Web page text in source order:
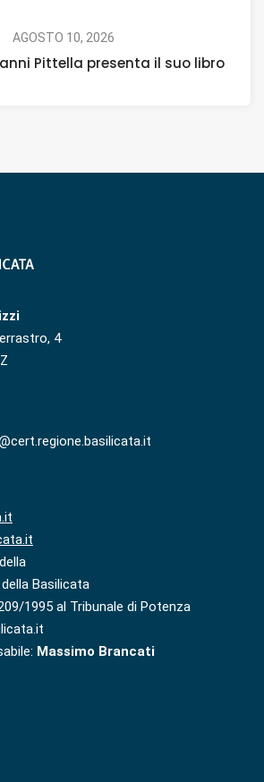
AGOSTO 10, 2026
Pittella presenta il suo libro
4
Basilicata
1995 al Tribunale di Potenza
Massimo Brancati